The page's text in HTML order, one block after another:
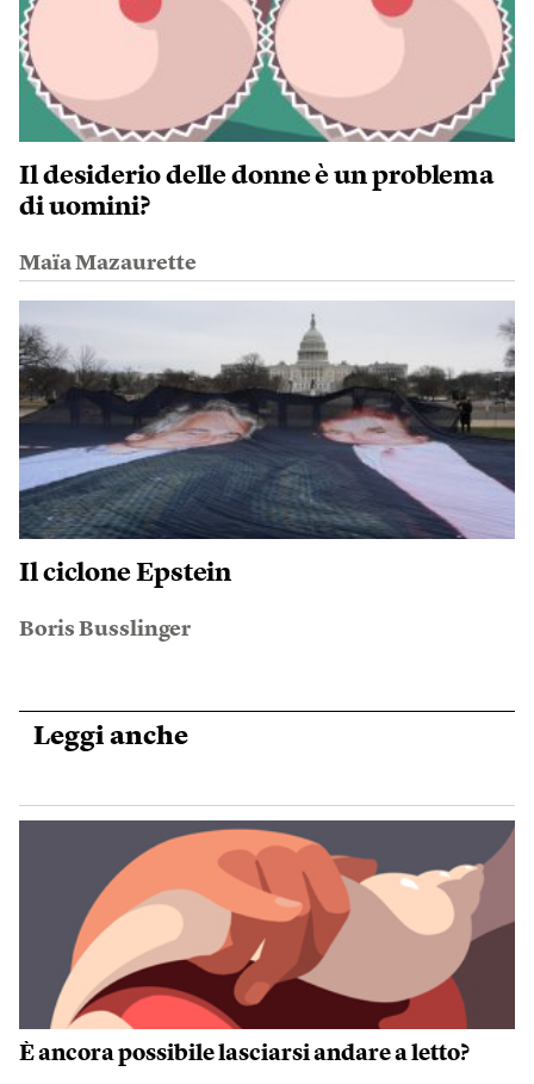
Il desiderio delle donne è un problema
di uomini?
Maïa Mazaurette
Il ciclone Epstein
Boris Busslinger
Leggi anche
È ancora possibile lasciarsi andare a letto?